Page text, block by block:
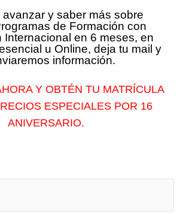
y saber más sobre
de Formación con
Internacional en 6 meses, en
u Online, deja tu mail y
información.
Y OBTÉN TU MATRÍCULA
ESPECIALESPOR 16
ANIVERSARIO.